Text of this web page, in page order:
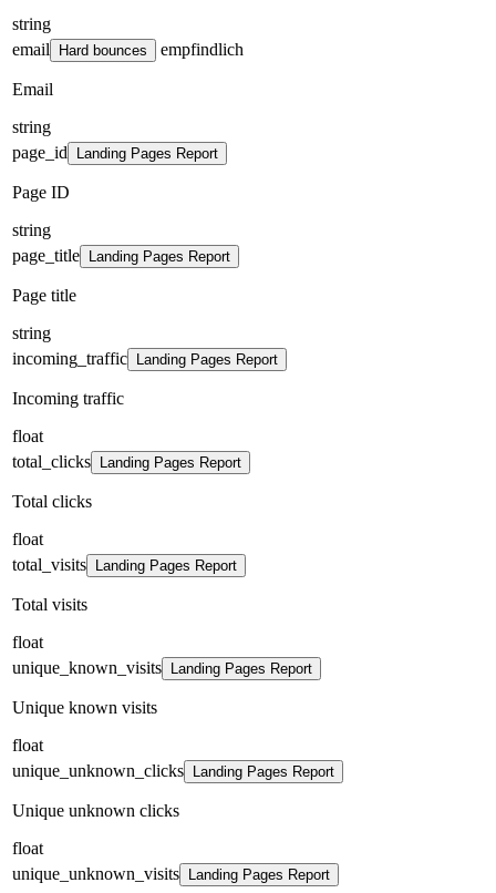
string
email
Hard bounces empfindlich
Email
string
page_id
Landing Pages Report
Page ID
string
page_title
Landing Pages Report
Page title
string
incoming_traffic
Landing Pages Report
Incoming traffic
float
total_clicks
Landing Pages Report
Total clicks
float
total_visits
Landing Pages Report
Total visits
float
unique_known_visits
Landing Pages Report
Unique known visits
float
unique_unknown_clicks
Landing Pages Report
Unique unknown clicks
float
unique_unknown_visits
Landing Pages Report